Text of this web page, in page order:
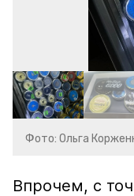
Фото: Ольга
Впрочем, с